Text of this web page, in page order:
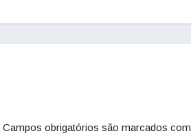
Campos obrigatórios são marcados com